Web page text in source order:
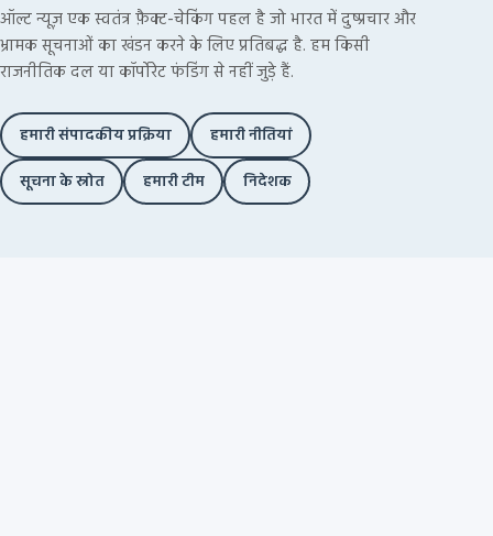
ऑल्ट न्यूज़ एक स्वतंत्र फ़ैक्ट-चेकिंग पहल है जो भारत में दुष्प्रचार और
भ्रामक सूचनाओं का खंडन करने के लिए प्रतिबद्ध है. हम किसी
राजनीतिक दल या कॉर्पोरेट फंडिंग से नहीं जुड़े हैं.
हमारी संपादकीय प्रक्रिया
हमारी नीतियां
सूचना के स्रोत
हमारी टीम निदेशक